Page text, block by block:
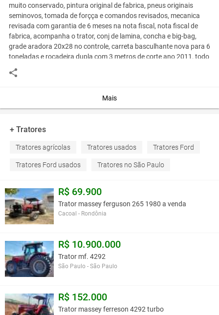
muito conservado, pintura original de fabrica, pneus originais
seminovos, tomada de forçça e comandos revisados, mecanica
revisada com garantia de 6 meses na nota fiscal, nota fiscal de
fabrica, acompanha o trator, conj de lamina, concha e big-bag,
grade aradora 20x28 no controle, carreta basculhante nova para 6
toneladas e rocadeira dupla com 3 metros de corte ano 2011, todo
equipamento ávista r$ 30.000,00 fiinanciamos para todo brasil,
entrada r$ 5.000,00 +48 parcelas r$ 525,00 fixas, pelo carnei da
este anúncio é contra a política de Agroads?Informar aqui
Mais
+ Tratores
Tratores agrícolas Tratores usados Tratores Ford
Tratores Ford usados Tratores no São Paulo
R$ 69.900
Trator massey ferguson 265 1980 a venda
Cacoal - Rondônia
R$ 10.900.000
Trator mf. 4292
São Paulo - São Paulo
R$ 152.000
Trator massey ferreson 4292 turbo